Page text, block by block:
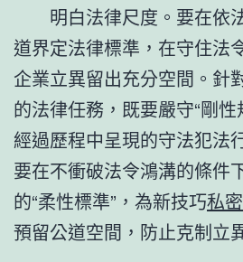
明白法律尺度。要在依
道界定法律標準，在守住法
企業立異留出充分空間。針
的法律任務，既要嚴守“剛
經過歷程中呈現的守法犯法
要在不衝破法令鴻溝的條件
的“柔性標準”，為新技巧私
預留公道空間，防止克制立